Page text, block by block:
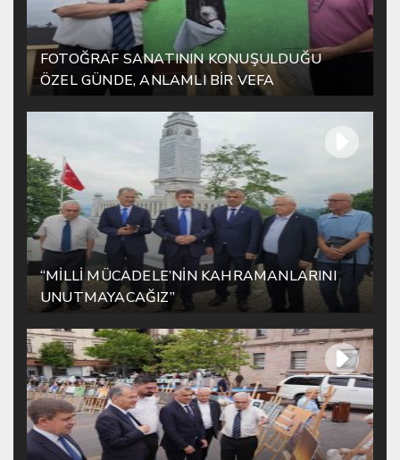
FOTOĞRAF SANATININ KONUŞULDUĞU
ÖZEL GÜNDE, ANLAMLI BİR VEFA
“MİLLİ MÜCADELE’NİN KAHRAMANLARINI
UNUTMAYACAĞIZ”